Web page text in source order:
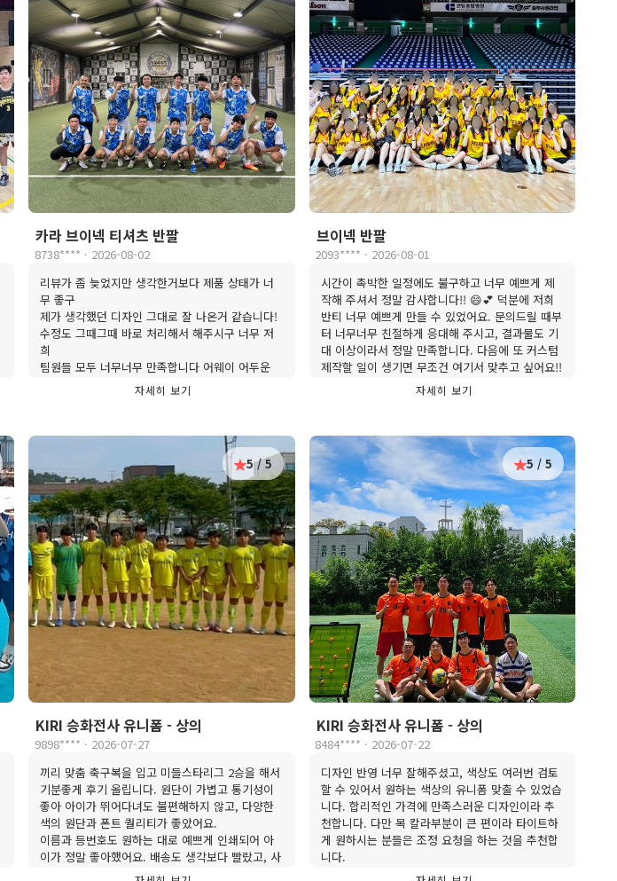
카라 브이넥 티셔츠 반팔
8738**** · 2026-08-02
리뷰가 좀 늦었지만 생각한거보다 제품 상태가 너
무 좋구
제가 생각했던 디자인 그대로 잘 나온거 같습니다!
수정도 그때그때 바로 처리해서 해주시구 너무 저
희
팀원들 모두 너무너무 만족합니다 어웨이 어두운
색상으로 하나 더 추가 할생각이에요!
유니폼은 끼리스포츠!
자세히 보기
브이넥 반팔
2093**** · 2026-08-01
시간이 촉박한 일정에도 불구하고 너무 예쁘게 제
작해 주셔서 정말 감사합니다!! 😄💕 덕분에 저희
반티 너무 예쁘게 만들 수 있었어요. 문의드릴 때부
터 너무너무 친절하게 응대해 주시고, 결과물도 기
대 이상이라서 정말 만족합니다. 다음에 또 커스텀
제작할 일이 생기면 무조건 여기서 맞추고 싶어요!!
자세히 보기
5 / 5
KIRI 승화전사 유니폼 - 상의
9898**** · 2026-07-27
끼리 맞춤 축구복을 입고 미들스타리그 2승을 해서
기분좋게 후기 올립니다. 원단이 가볍고 통기성이
좋아 아이가 뛰어다녀도 불편해하지 않고, 다양한
색의 원단과 폰트 퀄리티가 좋았어요.
이름과 등번호도 원하는 대로 예쁘게 인쇄되어 아
이가 정말 좋아했어요. 배송도 생각보다 빨랐고, 사
이즈도 안내대로 주문하니 잘 맞았어요.
5 / 5
KIRI 승화전사 유니폼 - 상의
8484**** · 2026-07-22
디자인 반영 너무 잘해주셨고, 색상도 여러번 검토
할 수 있어서 원하는 색상의 유니폼 맞출 수 있었습
니다. 합리적인 가격에 만족스러운 디자인이라 추
천합니다. 다만 목 칼라부분이 큰 편이라 타이트하
게 원하시는 분들은 조정 요청을 하는 것을 추천합
니다.